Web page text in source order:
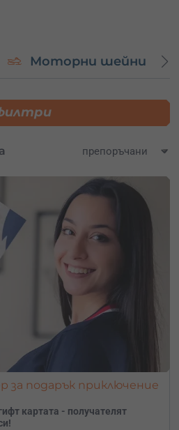
адреналинови изживявания
и спокойни моменти сред
платформа предлага богат
послание или
поръчване онлайн, с
директно до адрес или
качество и безопасност на
Моторни шейни
за подарък приключение
картата - получателят